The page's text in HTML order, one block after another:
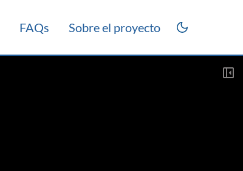
FAQs Sobre el proyecto